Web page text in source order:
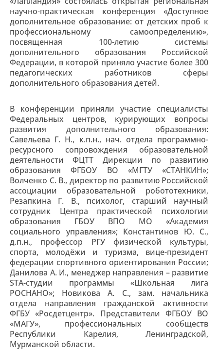
научно-практическая конференция «Доступное
дополнительное образование: от детских проб к
профессиональному самоопределению»,
посвященная 100-летию системы
дополнительного образования Российской
Федерации, в которой приняло участие более 300
педагогических работников сферы
дополнительного образования детей.
В конференции приняли участие специалисты
Федеральных центров, курирующих вопросы
развития дополнительного образования:
Савельева Г. Н., к.п.н., нач. отдела программно-
ресурсного сопровождения образовательной
деятельности ФЦТТ Дирекции по развитию
образования ФГБОУ ВО «МГТУ «СТАНКИН»;
Волченко С. В., директор по развитию Российской
ассоциации образовательной робототехники,
Резапкина Г. В., психолог, старший научный
сотрудник Центра практической психологии
образования ГБОУ ВПО МО «Академия
социального управления»; Константинов Ю. С.,
д.п.н., профессор РГУ физической культуры,
спорта, молодёжи и туризма, вице-президент
федерации спортивного ориентирования России;
Данилова А. И., менеджер направления – развитие
STA-студии программы «Школьная лига
РОСНАНО»; Новикова А. С., зам. начальника
отдела направления гражданской активности
ФГБУ «Росдетцентр». Представители ФГБОУ ВО
«МАГУ», профессиональных сообществ
Республики Карелия, Ленинградской,
Мурманской области.